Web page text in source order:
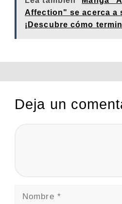
Affection" se acerca a
¡Descubre cómo
Deja un